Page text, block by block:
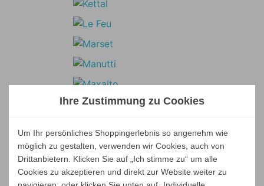
Ihre Zustimmung zu Cookies
Um Ihr persönliches Shoppingerlebnis so angenehm wie
möglich zu gestalten, verwenden wir Cookies, auch von
Drittanbietern. Klicken Sie auf „Ich stimme zu“ um alle
Cookies zu akzeptieren und direkt zur Website weiter zu